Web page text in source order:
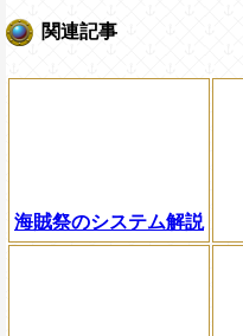
関連記事
海賊祭のシステム解説